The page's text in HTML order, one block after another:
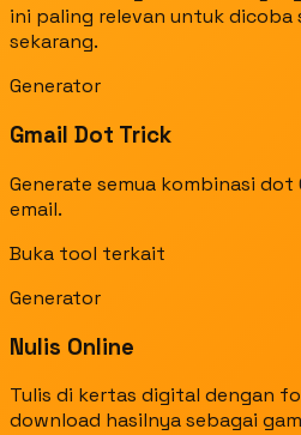
ini paling relevan untuk
sekarang.
Generator
Gmail Dot Trick
Generate semua kombinasi dot
email.
Buka tool terkait
Generator
Nulis Online
Tulis di kertas digital dengan
download hasilnya sebagai